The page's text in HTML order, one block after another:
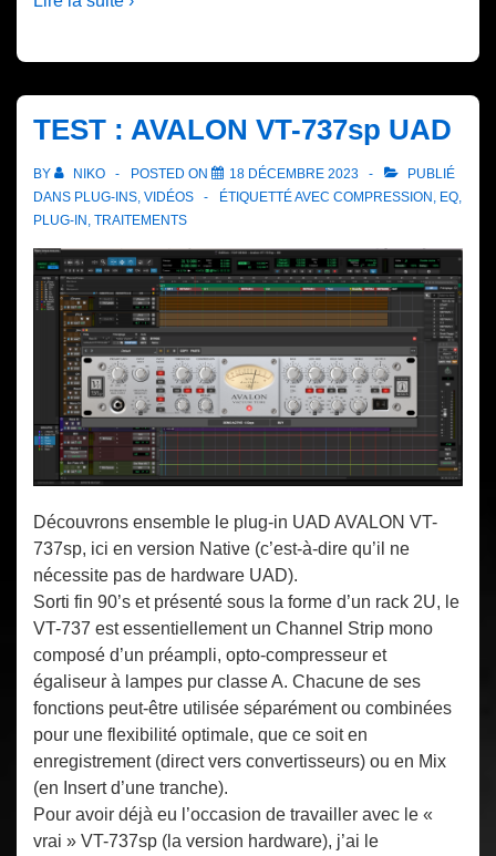
TEST : AVALON VT-737sp UAD
BY NIKO POSTED ON 18 DÉCEMBRE 2023
PUBLIÉ
DANS PLUG-INS, VIDÉOS ÉTIQUETTÉ AVEC COMPRESSION , EQ,
PLUG-IN , TRAITEMENTS
Découvrons ensemble le plug-in UAD AVALON VT-
737sp, ici en version Native (c’est-à-dire qu’il ne
nécessite pas de hardware UAD).
Sorti fin 90’s et présenté sous la forme d’un rack 2U, le
VT-737 est essentiellement un Channel Strip mono
composé d’un préampli, opto-compresseur et
égaliseur à lampes pur classe A. Chacune de ses
fonctions peut-être utilisée séparément ou combinées
pour une flexibilité optimale, que ce soit en
enregistrement (direct vers convertisseurs) ou en Mix
(en Insert d’une tranche).
Pour avoir déjà eu l’occasion de travailler avec le «
vrai » VT-737sp (la version hardware), j’ai le